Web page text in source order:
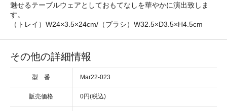
魅せるテーブルウェアとしておもてなしを華やかに演出致しま
す。
（トレイ）W24×3.5×24cm/（ブラシ）W32.5×D3.5×H4.5cm
その他の詳細情報
型 番 Mar22-023
販売価格 0円(税込)